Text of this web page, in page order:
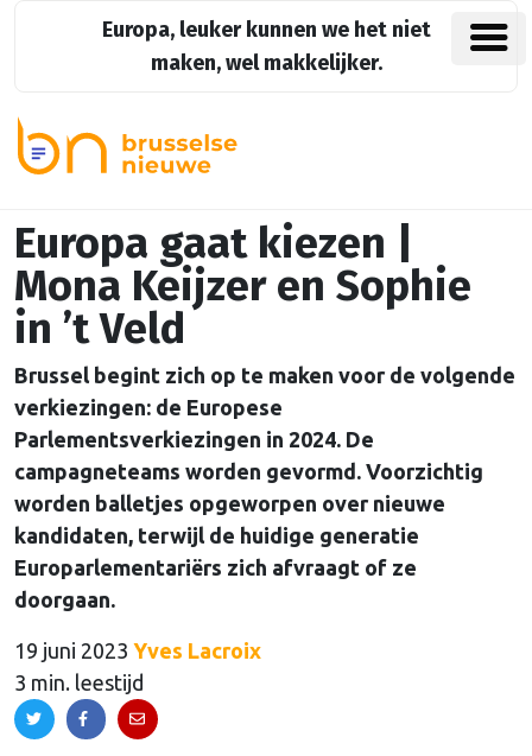
Europa, leuker kunnen we het niet
maken, wel makkelijker.
Europa gaat kiezen |
Mona Keijzer en Sophie
in ’t Veld
Brussel begint zich op te maken voor de volgende
verkiezingen: de Europese
Parlementsverkiezingen in 2024. De
campagneteams worden gevormd. Voorzichtig
worden balletjes opgeworpen over nieuwe
kandidaten, terwijl de huidige generatie
Europarlementariërs zich afvraagt of ze
doorgaan.
19 juni 2023 Yves Lacroix
3 min. leestijd